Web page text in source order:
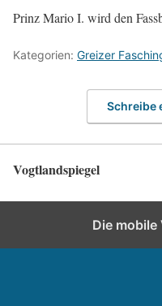
Prinz Mario I. wird den
Kategorien: Greizer
Schreibe
Vogtlandspiegel
Die mobile